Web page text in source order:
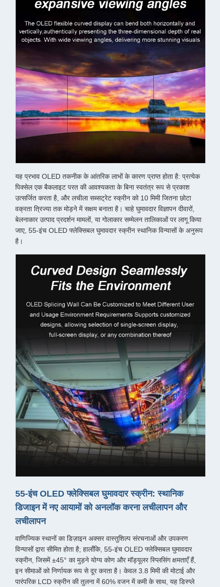
यह प्रभाव OLED तकनीक के आंतरिक लाभों के कारण प्राप्त होता है: प्रत्येक
पिक्सेल एक बैकलाइट परत की आवश्यकता के बिना स्वतंत्र रूप से प्रकाश
उत्सर्जित करता है, और लचीला सब्सट्रेट स्क्रीन को 10 मिमी जितना छोटा
वक्रता त्रिज्या तक मोड़ने में सक्षम बनाता है। चाहे घुमावदार विज्ञापन दीवारों,
बेलनाकार उत्पाद प्रदर्शन मामलों, या गोलाकार सम्मेलन तालिकाओं पर लागू किया
जाए, 55-इंच OLED फ्लेक्सिबल घुमावदार स्क्रीन स्थानिक विन्यासों के अनुरूप
है।
55-इंच OLED फ्लेक्सिबल घुमावदार स्क्रीन: स्थानिक
डिजाइन में नए आयामों को अनलॉक करना लचीलापन और
लचीलापन
वाणिज्यिक स्थानों का डिज़ाइन अक्सर वास्तुशिल्प संरचनाओं और उपकरण
विन्यासों द्वारा सीमित होता है; हालाँकि, 55-इंच OLED फ्लेक्सिबल घुमावदार
स्क्रीन, जिसमें ±45° का मुड़ने योग्य कोण और मॉड्यूलर स्प्लिसिंग क्षमताएँ हैं,
इन सीमाओं को निर्णायक रूप से दूर करता है। केवल 3.8 मिमी की मोटाई और
पारंपरिक LCD स्क्रीन की तुलना में 60% वजन में कमी के साथ, यह डिस्प्ले